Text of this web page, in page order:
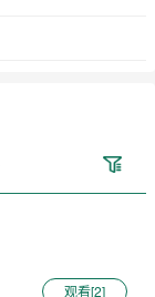
观看[2]